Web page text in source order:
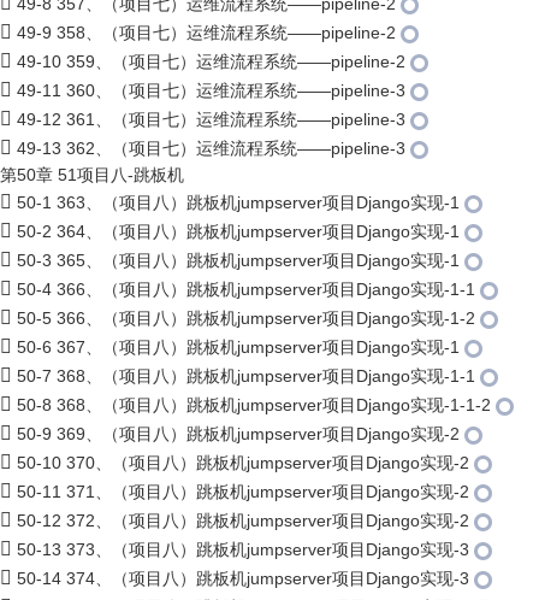
49-9 358、（项目七）运维流程系统——pipeline-2
49-10 359、（项目七）运维流程系统——pipeline-2
49-11 360、（项目七）运维流程系统——pipeline-3
49-12 361、（项目七）运维流程系统——pipeline-3
49-13 362、（项目七）运维流程系统——pipeline-3
第50章 51项目八-跳板机
50-1 363、（项目八）跳板机jumpserver项目Django实现-1
50-2 364、（项目八）跳板机jumpserver项目Django实现-1
50-3 365、（项目八）跳板机jumpserver项目Django实现-1
50-4 366、（项目八）跳板机jumpserver项目Django实现-1-1
50-5 366、（项目八）跳板机jumpserver项目Django实现-1-2
50-6 367、（项目八）跳板机jumpserver项目Django实现-1
50-7 368、（项目八）跳板机jumpserver项目Django实现-1-1
50-8 368、（项目八）跳板机jumpserver项目Django实现-1-1-2
50-9 369、（项目八）跳板机jumpserver项目Django实现-2
50-10 370、（项目八）跳板机jumpserver项目Django实现-2
50-11 371、（项目八）跳板机jumpserver项目Django实现-2
50-12 372、（项目八）跳板机jumpserver项目Django实现-2
50-13 373、（项目八）跳板机jumpserver项目Django实现-3
50-14 374、（项目八）跳板机jumpserver项目Django实现-3